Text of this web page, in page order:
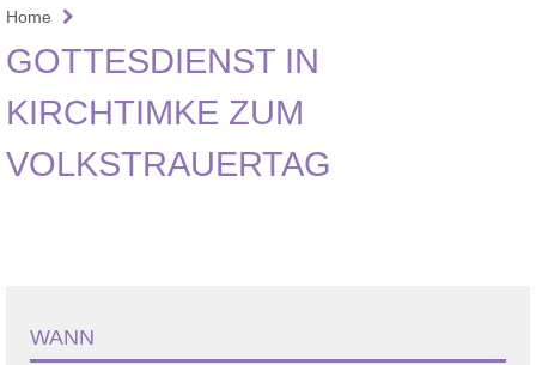
Home
GOTTESDIENST IN
KIRCHTIMKE ZUM
VOLKSTRAUERTAG
WANN